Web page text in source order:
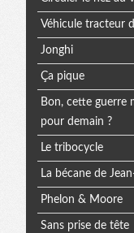
Véhicule tracteur
Jonghi
Ça pique
Bon, cette guerre
pour demain ?
Le tribocycle
La bécane de
Phelon & Moore
Sans prise de tête